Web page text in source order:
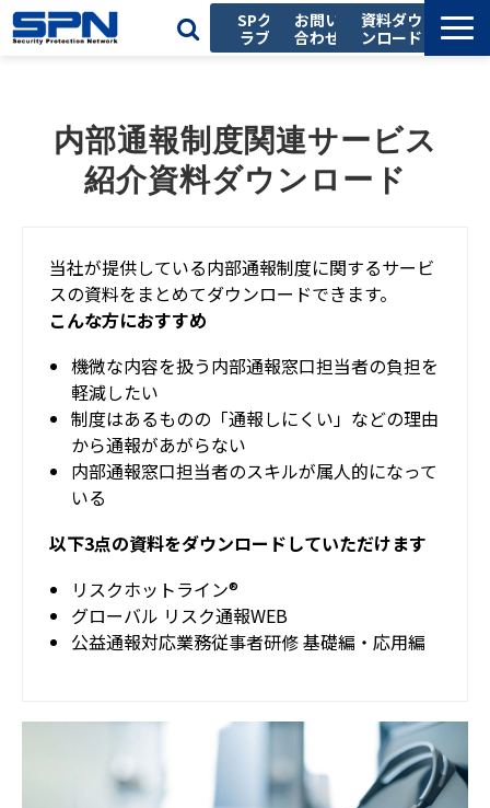
SPク
ラブ
お問い
合わせ
資料ダウ
ンロード
導入事例
お役立ち記事
会社情報
内部通報制度関連サービス
紹介資料ダウンロード
当社が提供している内部通報制度に関するサービ
スの資料をまとめてダウンロードできます。
こんな方におすすめ
機微な内容を扱う内部通報窓口担当者の負担を
軽減したい
制度はあるものの「通報しにくい」などの理由
から通報があがらない
内部通報窓口担当者のスキルが属人的になって
いる
以下3点の資料をダウンロードしていただけます
リスクホットライン®
グローバル リスク通報WEB
公益通報対応業務従事者研修 基礎編・応用編